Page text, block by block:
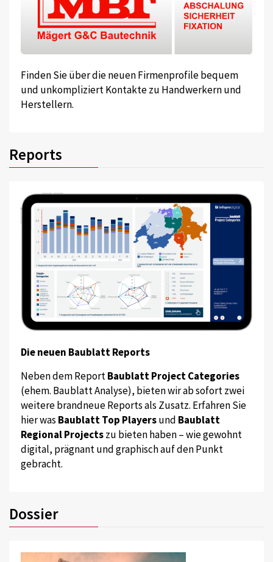
Finden Sie über die neuen Firmenprofile bequem
und unkompliziert Kontakte zu Handwerkern und
Herstellern.
Reports
Die neuen Baublatt Reports
Neben dem ReportBaublatt Project Categories
(ehem. Baublatt Analyse), bieten wir ab sofort zwei
weitere brandneue Reports als Zusatz. Erfahren Sie
hier was Baublatt Top Playersund Baublatt
Regional Projectszu bieten haben – wie gewohnt
digital, prägnant und graphisch auf den Punkt
gebracht.
Dossier